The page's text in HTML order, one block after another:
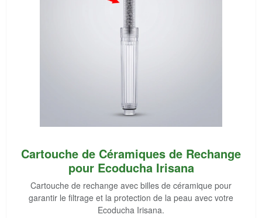
Cartouche de Céramiques de Rechange
pour Ecoducha Irisana
Cartouche de rechange avec billes de céramique pour
garantir le filtrage et la protection de la peau avec votre
Ecoducha Irisana.